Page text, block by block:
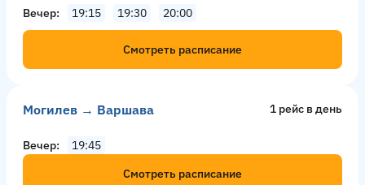
Вечер 19:15 19:30 20:00
Смотреть расписание
Могилев → Варшава 1 рейс в день
Вечер
19:45
Смотреть расписание